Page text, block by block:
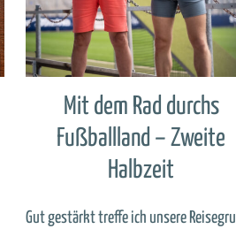
Mit dem Rad durchs
Fußballland – Zweite
Halbzeit
Gut gestärkt treffe ich unsere